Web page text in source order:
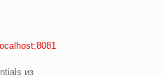
из